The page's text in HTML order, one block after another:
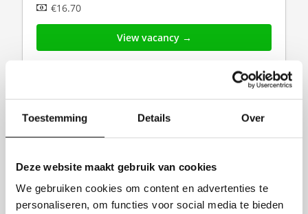
Toestemming Details Over
Deze website maakt gebruik van cookies
We gebruiken cookies om content en advertenties te
personaliseren, om functies voor social media te bieden
€16.70
View vacancy